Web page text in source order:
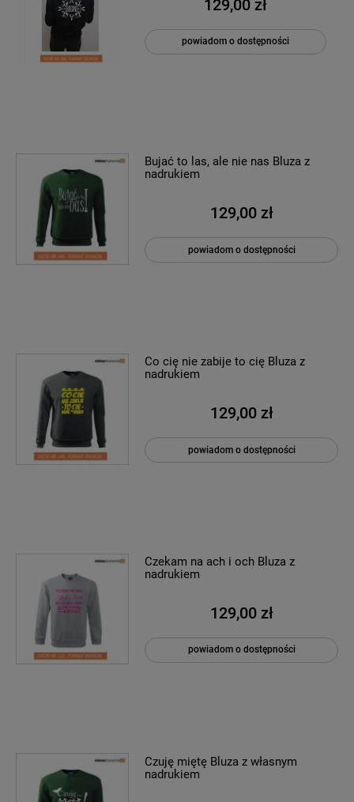
129,00 zł
powiadom o dostępności
Bujać to las, ale nie nas Bluza z
nadrukiem
129,00 zł
powiadom o dostępności
Co cię nie zabije to cię Bluza z
nadrukiem
129,00 zł
powiadom o dostępności
Czekam na ach i och Bluza z
nadrukiem
129,00 zł
powiadom o dostępności
Czuję miętę Bluza z własnym
nadrukiem